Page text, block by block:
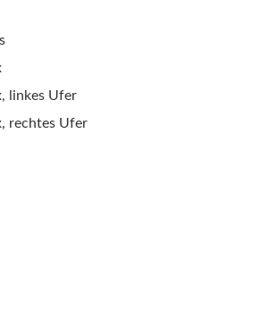
linkes Ufer
rechtes Ufer